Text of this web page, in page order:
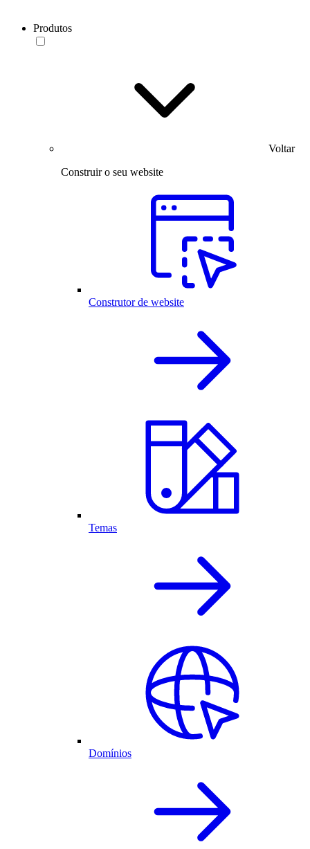
Produtos
Voltar
Construir o seu website
Construtor de website
Temas
Domínios